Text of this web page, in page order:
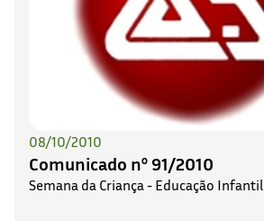
08/10/2010
Comunicado nº 91/2010
Semana da Criança - Educação Infantil